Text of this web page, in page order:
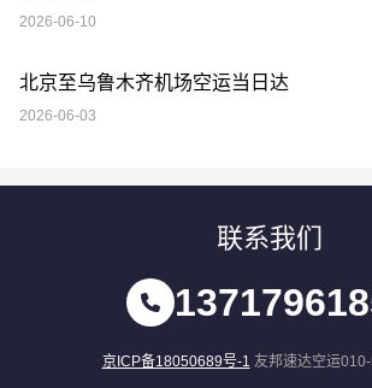
2026-06-10
北京至乌鲁木齐机场空运当日达
2026-06-03
联系我们
京ICP备18050689号-1 友邦速达空运